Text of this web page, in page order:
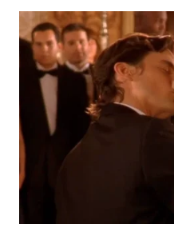
WAHANA
LISTRIK
WAHANA
TRAVEL
WAHANA